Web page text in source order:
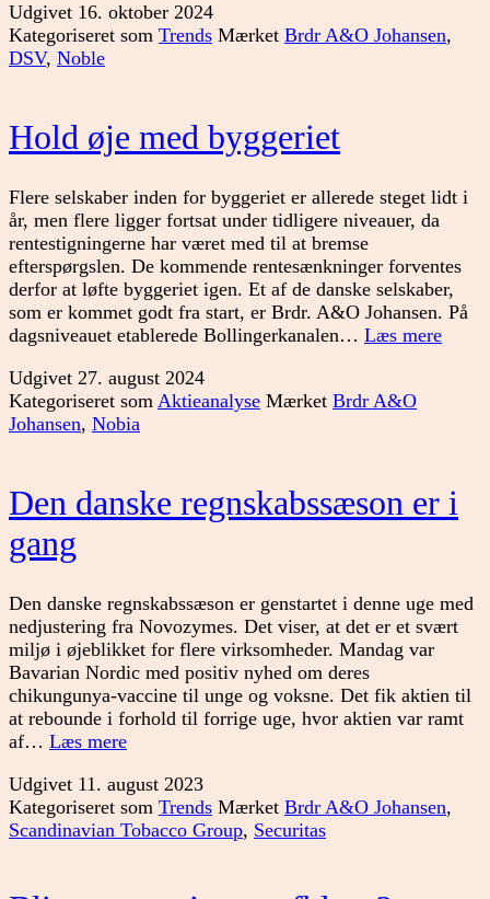
sæsonen
i
gang
Udgivet 16. oktober 2024
Kategoriseret som Trends Mærket Brdr A&O Johansen,
DSV, Noble
Hold øje med byggeriet
Flere selskaber inden for byggeriet er allerede steget lidt i
år, men flere ligger fortsat under tidligere niveauer, da
rentestigningerne har været med til at bremse
efterspørgslen. De kommende rentesænkninger forventes
derfor at løfte byggeriet igen. Et af de danske selskaber,
som er kommet godt fra start, er Brdr. A&O Johansen. På
dagsniveauet etablerede Bollingerkanalen… Læs mereHold
Udgivet 27. august 2024
Kategoriseret som Aktieanalyse Mærket Brdr A&O
Johansen, Nobia
Den danske regnskabssæson er i
gang
Den danske regnskabssæson er genstartet i denne uge med
nedjustering fra Novozymes. Det viser, at det er et svært
miljø i øjeblikket for flere virksomheder. Mandag var
Bavarian Nordic med positiv nyhed om deres
chikungunya-vaccine til unge og voksne. Det fik aktien til
at rebounde i forhold til forrige uge, hvor aktien var ramt
af… Læs mereDen
regnskabssæson
er
i
Udgivet 11. august 2023
Kategoriseret som Trends Mærket Brdr A&O Johansen,
Scandinavian Tobacco Group, Securitas